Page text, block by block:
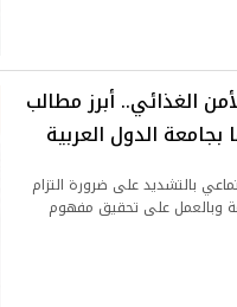
الغذائي.. أبرز مطالب
الدول العربية
بالتشديد على ضرورة التزام
وبالعمل على تحقيق مفهوم